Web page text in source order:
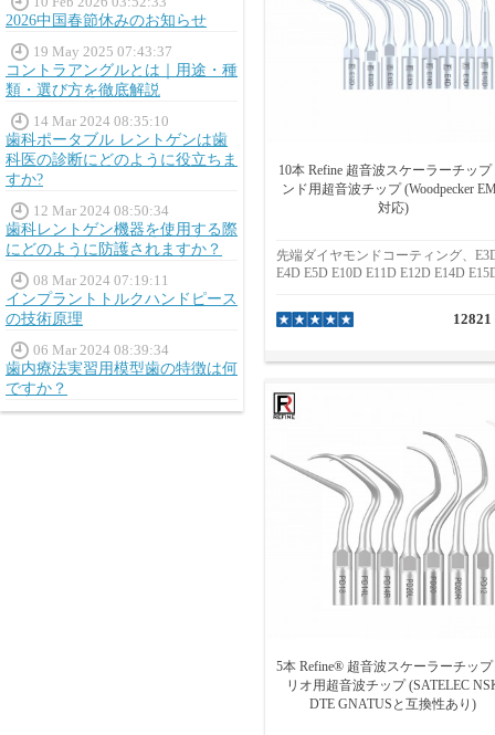
2026中国春節休みのお知らせ
19 May 2025 07:43:37
コントラアングルとは｜用途・種
類・選び方を徹底解説
14 Mar 2024 08:35:10
歯科ポータブル レントゲンは歯
科医の診断にどのように役立ちま
すか?
12 Mar 2024 08:50:34
歯科レントゲン機器を使用する際
にどのように防護されますか？
08 Mar 2024 07:19:11
インプラントトルクハンドピース
の技術原理
06 Mar 2024 08:39:34
歯内療法実習用模型歯の特徴は何
ですか？
10本 Refine 超音波スケーラーチップ
ンド用超音波チップ (Woodpecker
対応)
先端ダイヤモンドコーティング、
E4D E5D E10D E11D E12D E14D
12821
5本 Refine® 超音波スケーラーチッ
リオ用超音波チップ (SATELEC
DTE GNATUSと互換性あり)